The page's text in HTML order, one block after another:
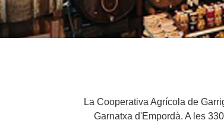
La Cooperativa Agrícola de
Garnatxa d'Empordà. A les